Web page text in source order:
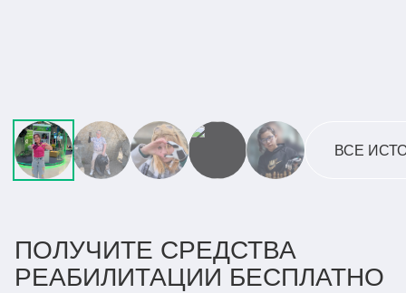
ВСЕ
ПОЛУЧИТЕ СРЕДСТВА
РЕАБИЛИТАЦИИ БЕСПЛАТНО